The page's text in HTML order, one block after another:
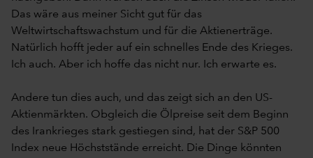
Das wäre aus meiner Sicht gut für das
Weltwirtschaftswachstum und für die Aktienerträge.
Natürlich hofft jeder auf ein schnelles Ende des Krieges.
Ich auch. Aber ich hoffe das nicht nur. Ich erwarte es.
Andere tun dies auch, und das zeigt sich an den US-
Aktienmärkten. Obgleich die Ölpreise seit dem Beginn
des Irankrieges stark gestiegen sind, hat der S&P 500
Index neue Höchststände erreicht. Die Dinge könnten